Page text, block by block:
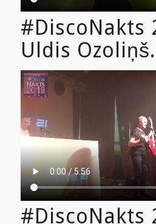
#DiscoNakts
Uldis Ozoliņš.
#DiscoNakts